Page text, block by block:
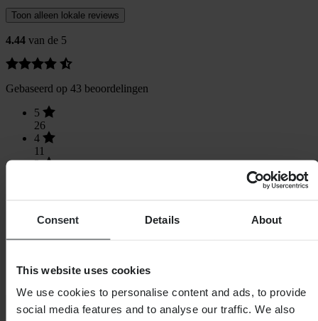
Consent Details About
This website uses cookies
We use cookies to personalise content and ads, to provide
social media features and to analyse our traffic. We also
Toon alleen lokale reviews
4.44 van de 5
Gebaseerd op 43 beoordelingen
5
26
4
11
3
1
0